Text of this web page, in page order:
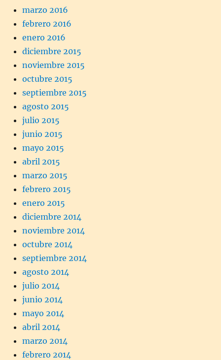
marzo 2016
febrero 2016
enero 2016
diciembre 2015
noviembre 2015
octubre 2015
septiembre 2015
agosto 2015
julio 2015
junio 2015
mayo 2015
abril 2015
marzo 2015
febrero 2015
enero 2015
diciembre 2014
noviembre 2014
octubre 2014
septiembre 2014
agosto 2014
julio 2014
junio 2014
mayo 2014
abril 2014
marzo 2014
febrero 2014